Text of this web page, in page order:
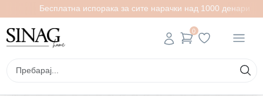
Бесплатна испорака за сите нарачки над 1000 денари
0